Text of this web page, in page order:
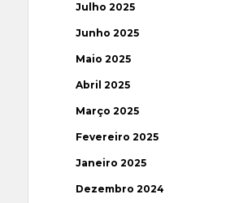
Julho 2025
Junho 2025
Maio 2025
Abril 2025
Março 2025
Fevereiro 2025
Janeiro 2025
Dezembro 2024